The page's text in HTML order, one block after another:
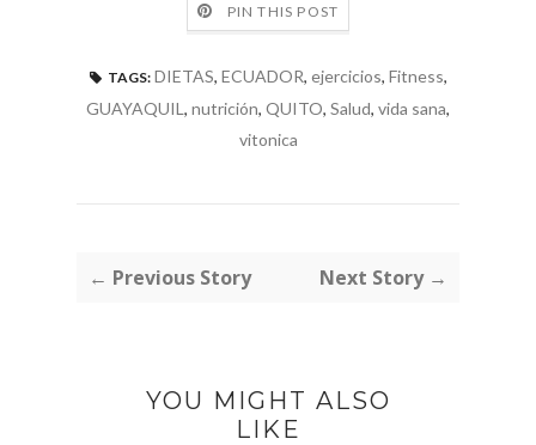
PIN THIS POST
TAGS: DIETAS, ECUADOR, ejercicios, Fitness,
GUAYAQUIL , nutrición, QUITO, Salud, vida sana,
vitonica
← Previous Story Next Story →
YOU MIGHT ALSO
LIKE